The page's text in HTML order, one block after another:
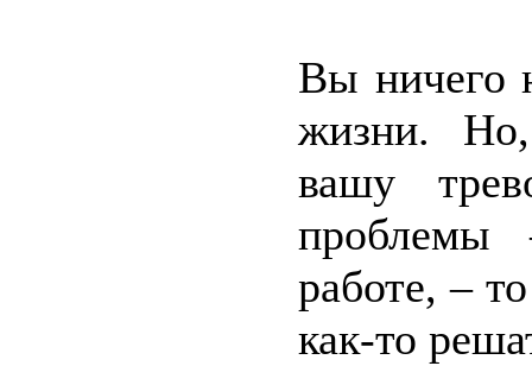
Вы ничего
жизни. Но,
вашу
работе, –
как-то